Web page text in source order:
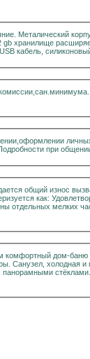
Металический
хранилище
кабель,
при
общий износ
как:
отдельных мелких
комфортный дом-баню 60
вода, отопление (электрические